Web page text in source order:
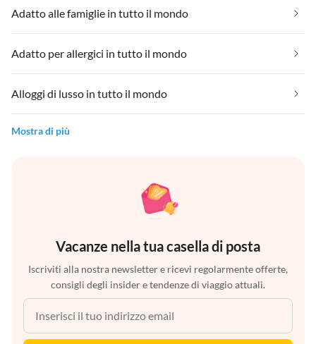
Adatto alle famiglie in tutto il mondo
Adatto per allergici in tutto il mondo
Alloggi di lusso in tutto il mondo
Mostra di più
Vacanze nella tua casella di posta
Iscriviti alla nostra newsletter e ricevi regolarmente offerte,
consigli degli insider e tendenze di viaggio attuali.